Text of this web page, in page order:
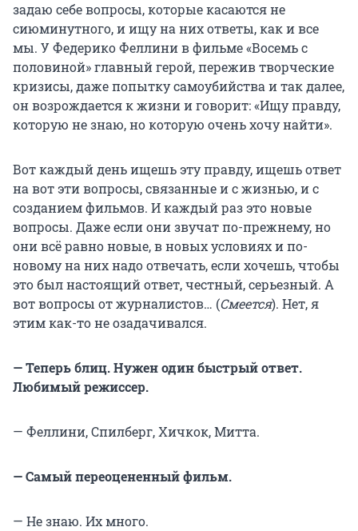
задаю себе вопросы, которые касаются не
сиюминутного, и ищу на них ответы, как и все
мы. У Федерико Феллини в фильме «Восемь с
половиной» главный герой, пережив творческие
кризисы, даже попытку самоубийства и так далее,
он возрождается к жизни и говорит: «Ищу правду,
которую не знаю, но которую очень хочу найти».
Вот каждый день ищешь эту правду, ищешь ответ
на вот эти вопросы, связанные и с жизнью, и с
созданием фильмов. И каждый раз это новые
вопросы. Даже если они звучат по-прежнему, но
они всё равно новые, в новых условиях и по-
новому на них надо отвечать, если хочешь, чтобы
это был настоящий ответ, честный, серьезный. А
вот вопросы от журналистов… (Смеется). Нет, я
этим как-то не озадачивался.
— Теперь блиц. Нужен один быстрый ответ.
Любимый режиссер.
— Феллини, Спилберг, Хичкок, Митта.
— Самый переоцененный фильм.
— Не знаю. Их много.